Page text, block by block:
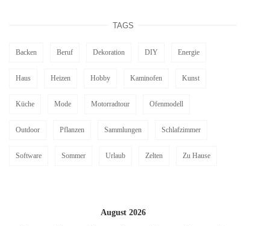
TAGS
Backen Beruf Dekoration DIY Energie
Haus Heizen Hobby Kaminofen Kunst
Küche Mode Motorradtour Ofenmodell
Outdoor Pflanzen Sammlungen Schlafzimmer
Software Sommer Urlaub Zelten Zu Hause
August 2026